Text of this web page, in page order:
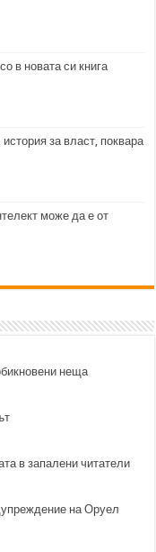
в новата си книга
за власт, поквара
може да е от
неща
в запалени читатели
на Оруел